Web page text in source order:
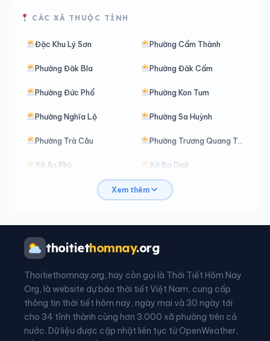
CÁC XÃ THUỘC TỈNH
Đặc Khu Lý Sơn Phường Cẩm Thành
Phường Đăk Bla Phường Đăk Cấm
Phường Đức Phổ Phường Kon Tum
Phường Nghĩa Lộ Phường Sa Huỳnh
Phường Trà Câu Phường Trương Quang Trọng
Xã An Phú Xã Ba Dinh
Xã Ba Gia
Xã Ba Vì
Xã Ba Xa
Xã Bình Minh Xã Bình Sơn
Xã Bờ Y Xã Cà Đam
Xã Đăk Hà Xã Đăk Kôi
Xem thêm
thoitiethomnay.org
Thoitiethomnay.org, hay còn gọi là Thời Tiết Hôm Nay
Org, là website dự báo thời tiết Việt Nam, cung cấp
thông tin thời tiết hôm nay, ngày mai và 30 ngày tới
cho 34 tỉnh thành cùng hơn 3.000 xã phường trên cả
nước. Dữ liệu được cập nhật liên tục từ OpenWeather,